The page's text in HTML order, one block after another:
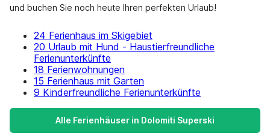
und buchen Sie noch heute Ihren perfekten Urlaub!
24 Ferienhaus im Skigebiet
20 Urlaub mit Hund - Haustierfreundliche
Ferienunterkünfte
18 Ferienwohnungen
15 Ferienhaus mit Garten
9 Kinderfreundliche Ferienunterkünfte
Alle Ferienhäuser in Dolomiti Superski